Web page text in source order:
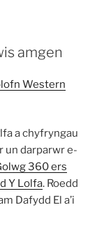
amgen
Western
a chyfryngau
un darparwr e-
360 ers
Y Lolfa. Roedd
Dafydd El a’i